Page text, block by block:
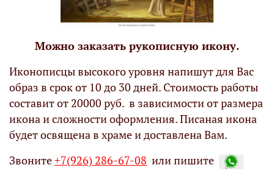
Можно заказать рукописную икону.
Иконописцы высокого уровня напишут для Вас
образ в срок от 10 до 30 дней. Стоимость работы
составит от 20000 руб. в зависимости от размера
икона и сложности оформления. Писаная икона
будет освящена в храме и доставлена Вам.
Звоните+7(926) 286-67-08 или пишите